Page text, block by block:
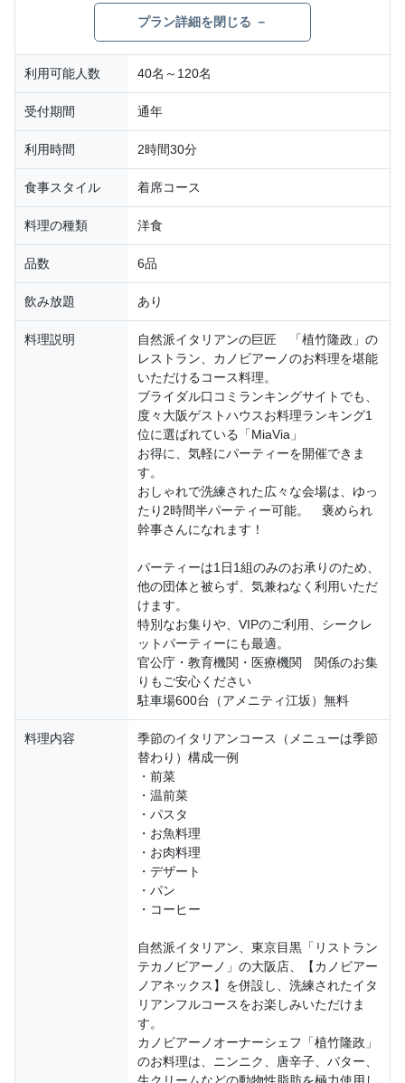
プラン詳細を閉じる －
利用可能人数 40名～120名
受付期間 通年
利用時間 2時間30分
食事スタイル 着席コース
料理の種類 洋食
品数 6品
飲み放題 あり
料理説明
自然派イタリアンの巨匠 「植竹隆政」の
レストラン、カノビアーノのお料理を堪能
いただけるコース料理。
ブライダル口コミランキングサイトでも、
度々大阪ゲストハウスお料理ランキング1
位に選ばれている「MiaVia」
お得に、気軽にパーティーを開催できま
す。
おしゃれで洗練された広々な会場は、ゆっ
たり2時間半パーティー可能。 褒められ
幹事さんになれます！
パーティーは1日1組のみのお承りのため、
他の団体と被らず、気兼ねなく利用いただ
けます。
特別なお集りや、VIPのご利用、シークレ
ットパーティーにも最適。
官公庁・教育機関・医療機関 関係のお集
りもご安心ください
駐車場600台（アメニティ江坂）無料
料理内容
季節のイタリアンコース（メニューは季節
替わり）構成一例
・前菜
・温前菜
・パスタ
・お魚料理
・お肉料理
・デザート
・パン
・コーヒー
自然派イタリアン、東京目黒「リストラン
テカノビアーノ」の大阪店、【カノビアー
ノアネックス】を併設し、洗練されたイタ
リアンフルコースをお楽しみいただけま
す。
カノビアーノオーナーシェフ「植竹隆政」
のお料理は、ニンニク、唐辛子、バター、